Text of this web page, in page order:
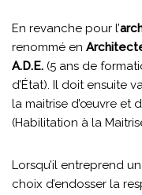
En revanche pour l’
renommé en
A.D.E. (5 ans de
d’État). Il doit ensuite
la maitrise d’œuvre et
(Habilitation à la
Lorsqu’il entreprend
choix d’endosser la